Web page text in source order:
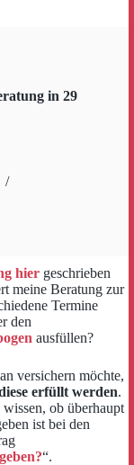
in 29
hier geschrieben
meine Beratung zur
Termine
den
ausfüllen?
versichern möchte,
erfüllt werden.
ob überhaupt
ist bei den
“.